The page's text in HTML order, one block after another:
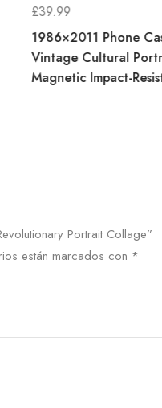
£39.99
1986×2011 Phone
Vintage Cultural
Magnetic Impact-
Portrait Collage”
están marcados con *